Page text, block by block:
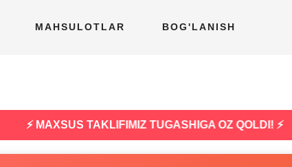
MAHSULOTLAR BOG'LANISH
⚡ MAXSUS TAKLIFIMIZ TUGASHIGA OZ QOLDI! ⚡